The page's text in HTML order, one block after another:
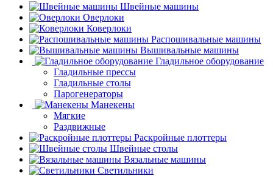
Швейные машины
Оверлоки
Коверлоки
Распошивальные машины
Вышивальные машины
Гладильное оборудование
Гладильные прессы
Гладильные столы
Парогенераторы
Манекены
Мягкие
Раздвижные
Раскройные плоттеры
Швейные столы
Вязальные машины
Светильники